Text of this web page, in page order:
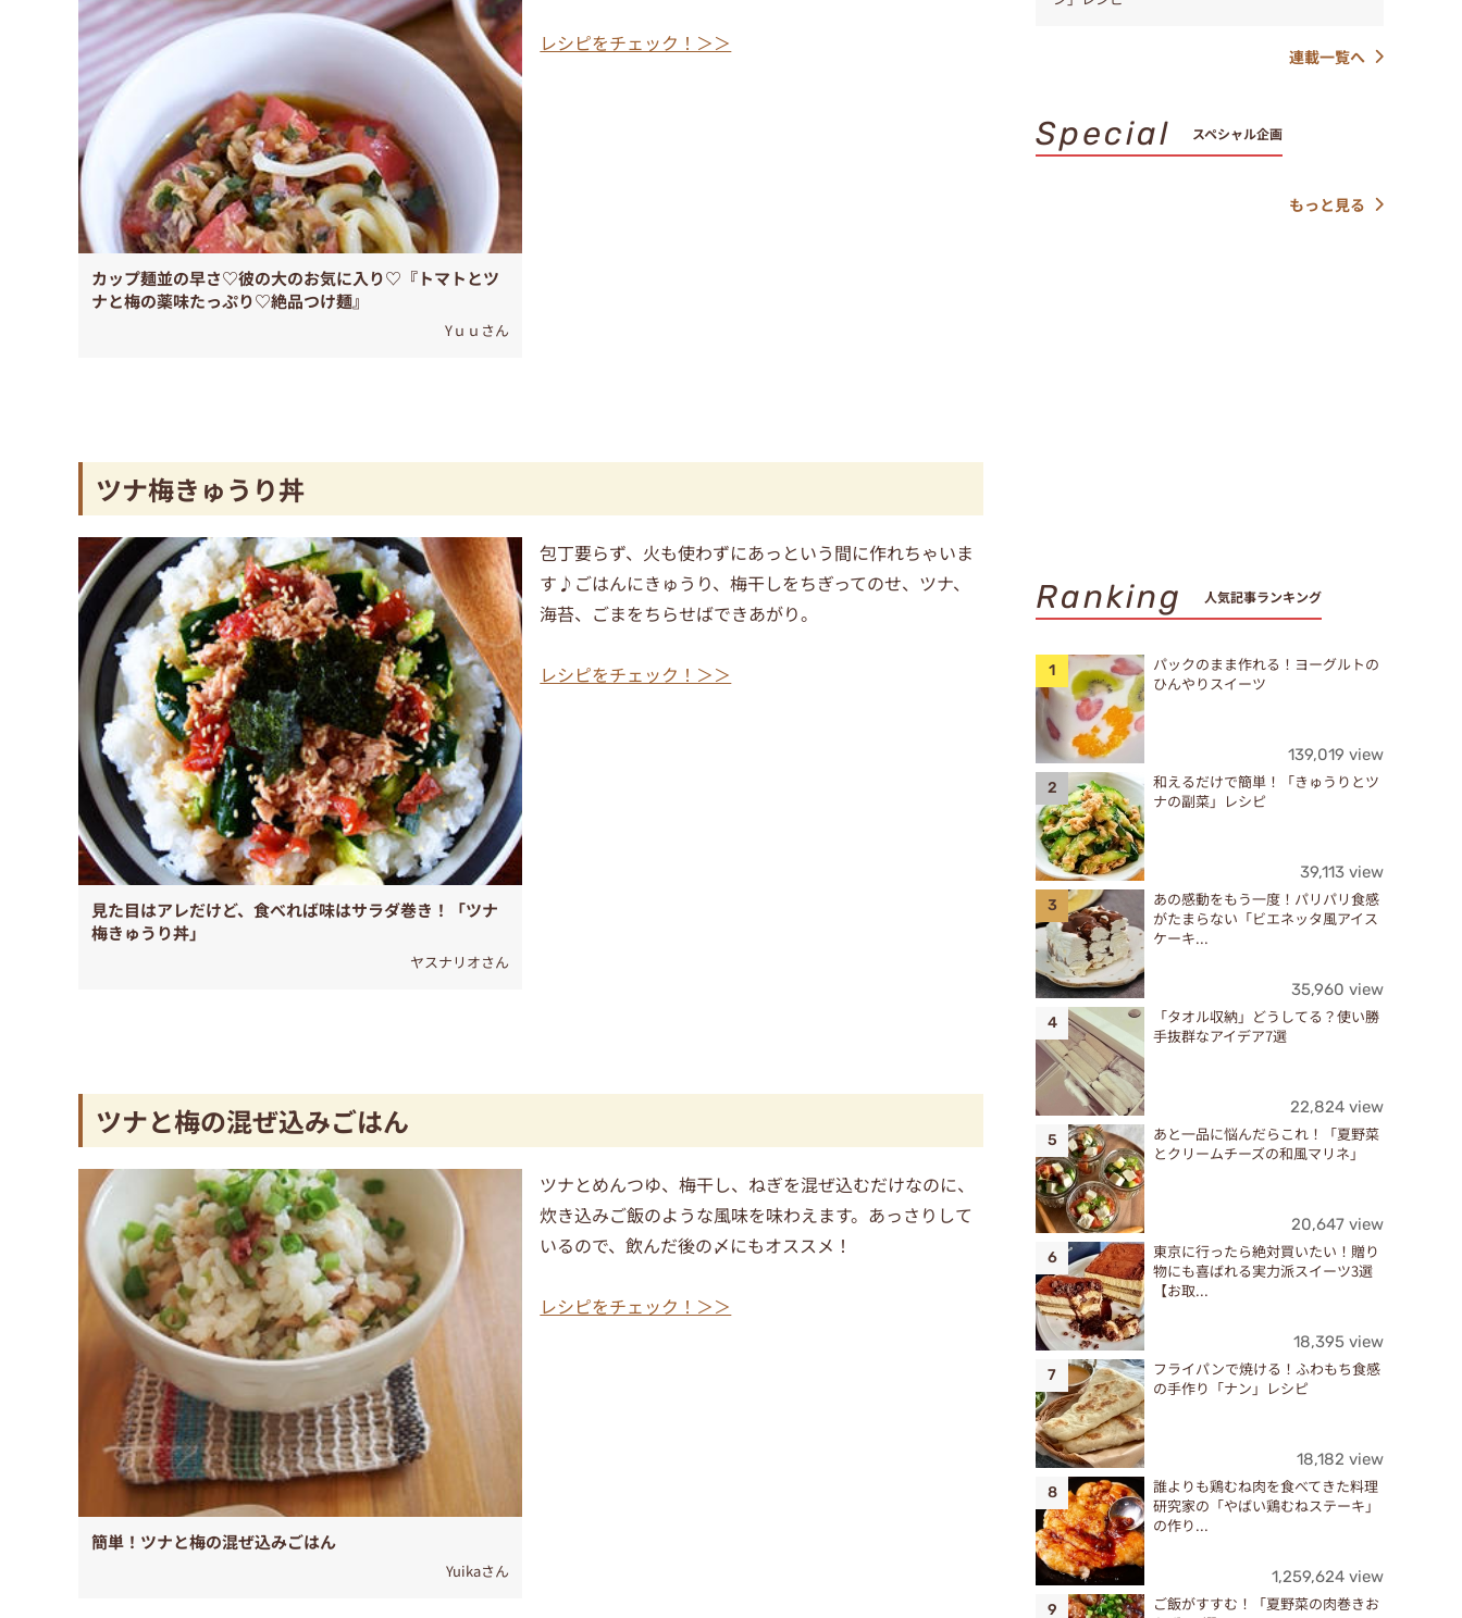
カップ麺並の早さ♡彼の大のお気に入り♡『トマトとツ
ナと梅の薬味たっぷり♡絶品つけ麺』
Yｕｕさん
レシピをチェック！＞＞
ツナ梅きゅうり丼
見た目はアレだけど、食べれば味はサラダ巻き！「ツナ
梅きゅうり丼」
ヤスナリオさん
包丁要らず、火も使わずにあっという間に作れちゃいま
す♪ごはんにきゅうり、梅干しをちぎってのせ、ツナ、
海苔、ごまをちらせばできあがり。
レシピをチェック！＞＞
ツナと梅の混ぜ込みごはん
簡単！ツナと梅の混ぜ込みごはん
Yuikaさん
ツナとめんつゆ、梅干し、ねぎを混ぜ込むだけなのに、
炊き込みご飯のような風味を味わえます。あっさりして
いるので、飲んだ後の〆にもオススメ！
レシピをチェック！＞＞
連載一覧へ
Special スペシャル企画
もっと見る
Ranking 人気記事ランキング
パックのまま作れる！ヨーグルトの
ひんやりスイーツ
139,019 view
和えるだけで簡単！「きゅうりとツ
ナの副菜」レシピ
39,113 view
あの感動をもう一度！パリパリ食感
がたまらない「ビエネッタ風アイス
ケーキ...
35,960 view
「タオル収納」どうしてる？使い勝
手抜群なアイデア7選
22,824 view
あと一品に悩んだらこれ！「夏野菜
とクリームチーズの和風マリネ」
20,647 view
東京に行ったら絶対買いたい！贈り
物にも喜ばれる実力派スイーツ3選
【お取...
18,395 view
フライパンで焼ける！ふわもち食感
の手作り「ナン」レシピ
18,182 view
誰よりも鶏むね肉を食べてきた料理
研究家の「やばい鶏むねステーキ」
の作り...
1,259,624 view
ご飯がすすむ！「夏野菜の肉巻きお